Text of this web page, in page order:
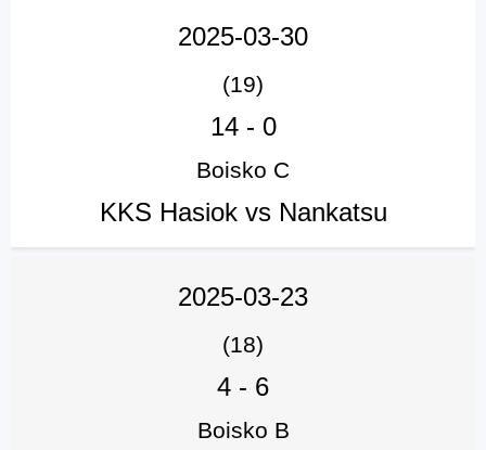
2025-03-30
(19)
14- 0
Boisko C
KKS Hasiok vs Nankatsu
2025-03-23
(18)
4 - 6
Boisko B